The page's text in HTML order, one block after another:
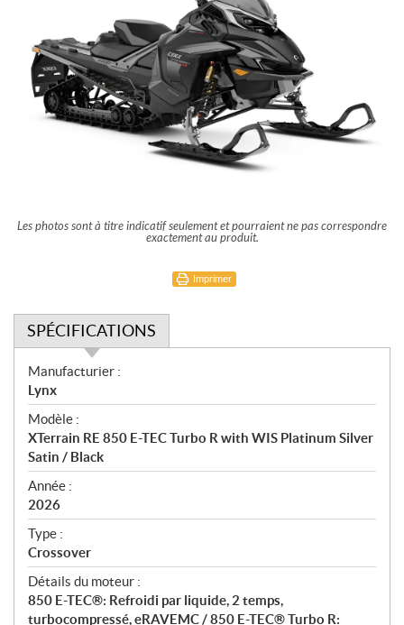
Les photos sont à titre indicatif seulement et pourraient ne pas correspondre
exactement au produit.
Imprimer
SPÉCIFICATIONS
S
p
é
c
i
f
i
c
a
t
i
o
n
Manufacturier :
Lynx
Modèle :
XTerrain RE 850 E-TEC Turbo R with WIS Platinum Silver
Satin / Black
Année :
2026
Type :
Crossover
Détails du moteur :
850 E-TEC®: Refroidi par liquide, 2 temps,
turbocompressé, eRAVEMC / 850 E-TEC® Turbo R: